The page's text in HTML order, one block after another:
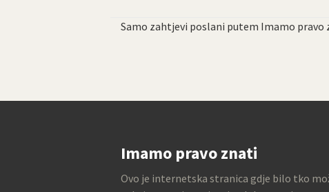
Samo zahtjevi poslani putem Imamo pravo
Imamo pravo znati
Ovo je internetska stranica gdje bilo tko